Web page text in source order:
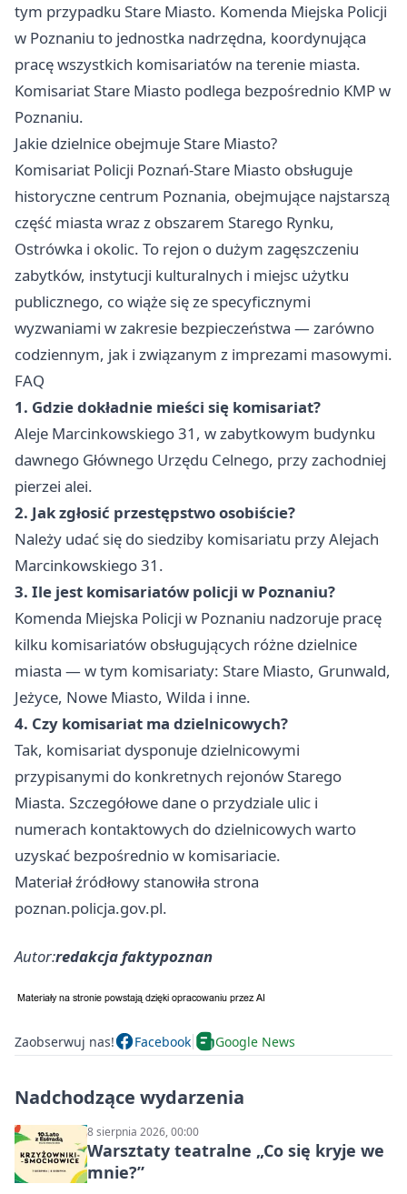
tym przypadku Stare Miasto. Komenda Miejska Policji
w Poznaniu to jednostka nadrzędna, koordynująca
pracę wszystkich komisariatów na terenie miasta.
Komisariat Stare Miasto podlega bezpośrednio KMP w
Poznaniu.
Jakie dzielnice obejmuje Stare Miasto?
Komisariat Policji Poznań-Stare Miasto obsługuje
historyczne centrum Poznania, obejmujące najstarszą
część miasta wraz z obszarem Starego Rynku,
Ostrówka i okolic. To rejon o dużym zagęszczeniu
zabytków, instytucji kulturalnych i miejsc użytku
publicznego, co wiąże się ze specyficznymi
wyzwaniami w zakresie bezpieczeństwa — zarówno
codziennym, jak i związanym z imprezami masowymi.
FAQ
1. Gdzie dokładnie mieści się komisariat?
Aleje Marcinkowskiego 31, w zabytkowym budynku
dawnego Głównego Urzędu Celnego, przy zachodniej
pierzei alei.
2. Jak zgłosić przestępstwo osobiście?
Należy udać się do siedziby komisariatu przy Alejach
Marcinkowskiego 31.
3. Ile jest komisariatów policji w Poznaniu?
Komenda Miejska Policji w Poznaniu nadzoruje pracę
kilku komisariatów obsługujących różne dzielnice
miasta — w tym komisariaty: Stare Miasto, Grunwald,
Jeżyce, Nowe Miasto, Wilda i inne.
4. Czy komisariat ma dzielnicowych?
Tak, komisariat dysponuje dzielnicowymi
przypisanymi do konkretnych rejonów Starego
Miasta. Szczegółowe dane o przydziale ulic i
numerach kontaktowych do dzielnicowych warto
uzyskać bezpośrednio w komisariacie.
Materiał źródłowy stanowiła strona
poznan.policja.gov.pl.
Autor:redakcja faktypoznan
Zaobserwuj nas! Facebook Google News
Nadchodzące wydarzenia
8 sierpnia 2026, 00:00
Warsztaty teatralne „Co się kryje we
mnie?”